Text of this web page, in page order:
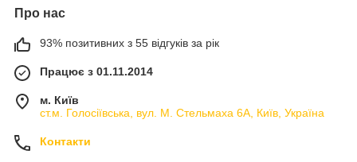
Про нас
93% позитивних з 55 відгуків за рік
Працює з 01.11.2014
м. Київ
ст.м. Голосіївська, вул. М. Стельмаха 6А, Київ, Україна
Контакти